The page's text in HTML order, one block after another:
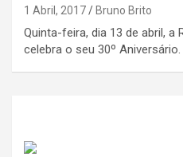
1 Abril, 2017 Bruno Brito
Quinta-feira, dia 13 de abril, a
celebra o seu 30º